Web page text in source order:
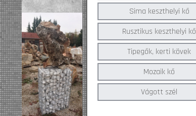
Sima keszthelyi kő
Rusztikus keszthelyi kő
Tipegők, kerti kövek
Mozaik kő
Vágott szél